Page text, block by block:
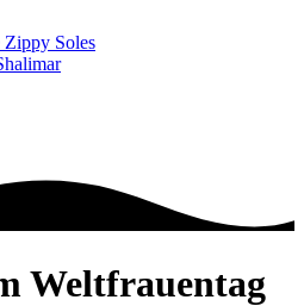
Soles
Weltfrauentag